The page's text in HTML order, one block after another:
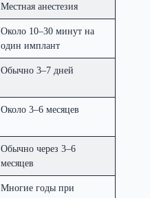
Местная анестезия
Около 10–30 минут на
один имплант
Обычно 3–7 дней
Около 3–6 месяцев
Обычно через 3–6
месяцев
Многие годы при